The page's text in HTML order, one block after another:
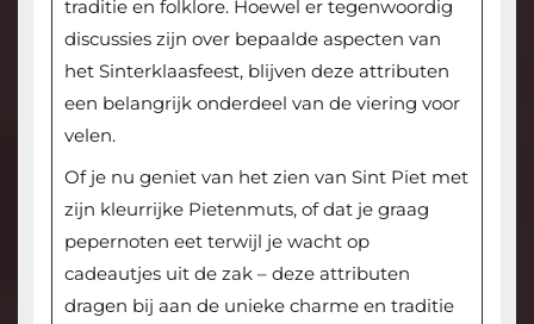
traditie en folklore. Hoewel er tegenwoordig
discussies zijn over bepaalde aspecten van
het Sinterklaasfeest, blijven deze attributen
een belangrijk onderdeel van de viering voor
velen.
Of je nu geniet van het zien van Sint Piet met
zijn kleurrijke Pietenmuts, of dat je graag
pepernoten eet terwijl je wacht op
cadeautjes uit de zak – deze attributen
dragen bij aan de unieke charme en traditie